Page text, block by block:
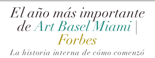
El año más importante
de Art Basel Miami |
Forbes
La historia interna de cómo comenzó